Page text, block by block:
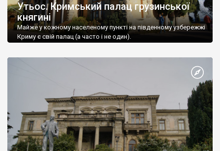
Утьос. Кримський палац грузинської
княгині
Майже у кожному населеному пункті на південному узбережжі
Криму є свій палац (а часто і не один).